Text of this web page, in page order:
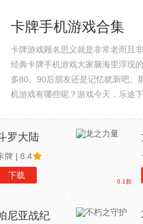
卡牌手机游戏合集
卡牌游戏顾名思义就是非常老而且
经典卡牌手机游戏大家脑海里浮现
多80、90后朋友还是记忆犹新吧。
机游戏有哪些呢？游戏今天，乐途
罗大陆
牌 | 8.4
下载
0.1折
尼亚战纪